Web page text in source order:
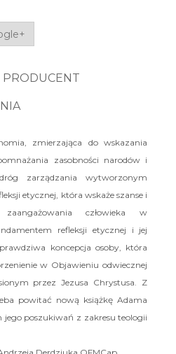
PRODUCENT
zmierzająca do wskazania
zasobności narodów i
zarządzania wytworzonym
etycznej, która wskaże szanse i
człowieka w
refleksji etycznej i jej
koncepcja osoby, która
w Objawieniu odwiecznej
przez Jezusa Chrystusa. Z
powitać nową książkę Adama
jego poszukiwań z zakresu teologii